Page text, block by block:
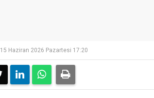
15 Haziran 2026 Pazartesi 17:20